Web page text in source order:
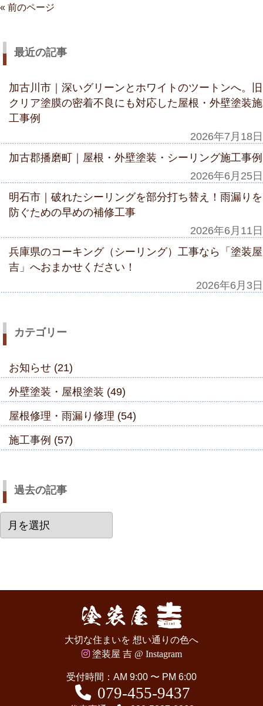
« 前のページ
最近の記事
加古川市｜深いグリーンとホワイトのツートンへ。旧
クリア塗膜の密着不良にも対応した屋根・外壁塗装施
工事例
2026年7月18日
加古郡播磨町｜屋根・外壁塗装・シーリング施工事例
2026年6月25日
明石市｜破れたシーリングを部分打ち替え！雨漏りを
防ぐための早めの補修工事
2026年6月11日
兵庫県のコーキング（シーリング）工事なら「塗装屋
吉」へおまかせください！
2026年6月3日
カテゴリー
お知らせ (21)
外壁塗装・屋根塗装 (49)
屋根修理・雨漏り修理 (54)
施工事例 (57)
過去の記事
去
大切な住まいを 想い通りの色へ
塗装屋 吉 @ Instagram
受付時間：AM 9:00 〜 PM 6:00
079-455-9437